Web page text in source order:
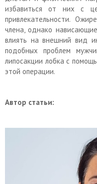
избавиться от них с
привлекательности.
члена, однако
влиять на внешний вид
подобных проблем
липосакции лобка с
этой операции.
Автор статьи: